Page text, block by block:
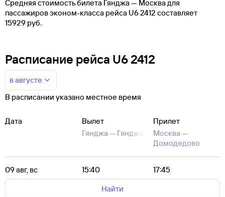
Средняя стоимость билета Гянджа — Москва для
пассажиров эконом-класса рейса U6 2412 составляет
15929 руб.
Расписание рейса U6 2412
в августе
В расписании указано местное время
Дата
Вылет
Гянджа — Гянджа
Прилет
Москва —
Домодедово
09 авг, вс 15:40
17:45
Найти